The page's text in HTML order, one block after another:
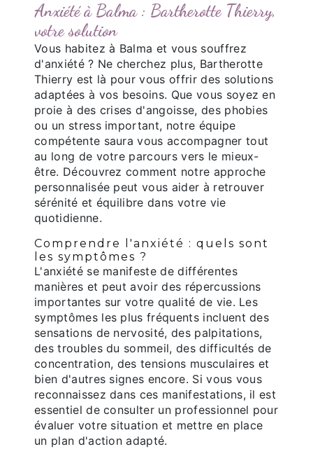
Anxiété à Balma : Bartherotte Thierry,
votre solution
Vous habitez à Balma et vous souffrez
d'anxiété ? Ne cherchez plus, Bartherotte
Thierry est là pour vous offrir des solutions
adaptées à vos besoins. Que vous soyez en
proie à des crises d'angoisse, des phobies
ou un stress important, notre équipe
compétente saura vous accompagner tout
au long de votre parcours vers le mieux-
être. Découvrez comment notre approche
personnalisée peut vous aider à retrouver
sérénité et équilibre dans votre vie
quotidienne.
Comprendre l'anxiété : quels sont
les symptômes ?
L'anxiété se manifeste de différentes
manières et peut avoir des répercussions
importantes sur votre qualité de vie. Les
symptômes les plus fréquents incluent des
sensations de nervosité, des palpitations,
des troubles du sommeil, des difficultés de
concentration, des tensions musculaires et
bien d'autres signes encore. Si vous vous
reconnaissez dans ces manifestations, il est
essentiel de consulter un professionnel pour
évaluer votre situation et mettre en place
un plan d'action adapté.